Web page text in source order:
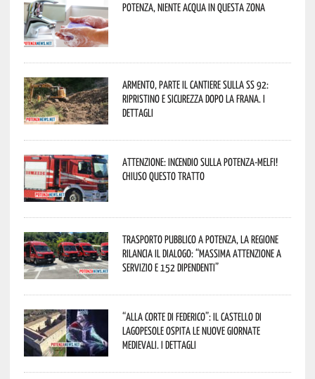
Potenza, niente acqua in questa zona
Armento, parte il cantiere sulla SS 92:
ripristino e sicurezza dopo la frana. I
dettagli
Attenzione: incendio sulla Potenza-Melfi!
Chiuso questo tratto
Trasporto pubblico a Potenza, la Regione
rilancia il dialogo: “Massima attenzione a
servizio e 152 dipendenti”
“Alla corte di Federico”: il Castello di
Lagopesole ospita le nuove Giornate
Medievali. I dettagli